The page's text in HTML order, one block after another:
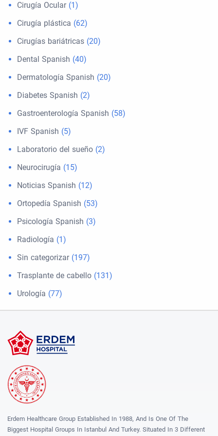
Cirugía Ocular(1)
Cirugía plástica (62)
Cirugías bariátricas (20)
Dental Spanish (40)
Dermatología Spanish (20)
Diabetes Spanish (2)
Gastroenterología Spanish (58)
IVF Spanish (5)
Laboratorio del sueño (2)
Neurocirugía (15)
Noticias Spanish (12)
Ortopedía Spanish (53)
Psicología Spanish (3)
Radiología (1)
Sin categorizar(197)
Trasplante de cabello (131)
Urología (77)
Erdem Healthcare Group Established In 1988, And Is One Of The
Biggest Hospital Groups In Istanbul And Turkey. Situated In 3 Different